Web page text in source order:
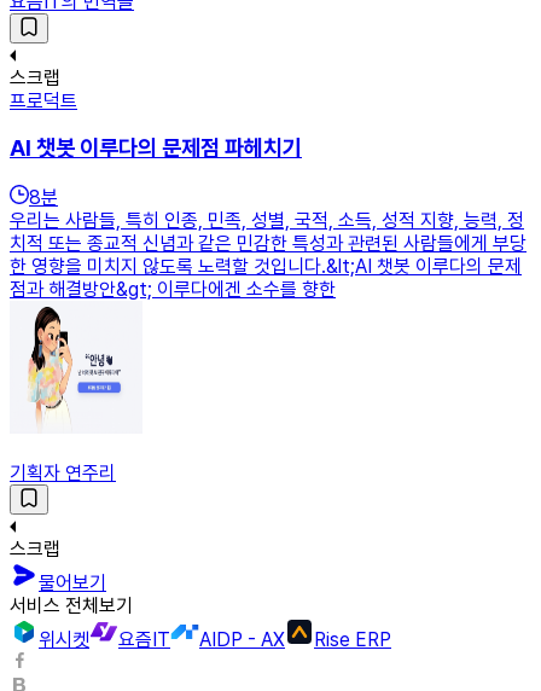
스크랩
프로덕트
AI 챗봇 이루다의 문제점 파헤치기
8분
우리는 사람들, 특히 인종, 민족, 성별, 국적, 소득, 성적 지향, 능력, 정
치적 또는 종교적 신념과 같은 민감한 특성과 관련된 사람들에게 부당
한 영향을 미치지 않도록 노력할 것입니다.&lt;AI 챗봇 이루다의 문제
점과 해결방안&gt; 이루다에겐 소수를 향한
기획자 연주리
스크랩
물어보기
서비스 전체보기
위시켓
요즘IT AIDP - AX Rise ERP